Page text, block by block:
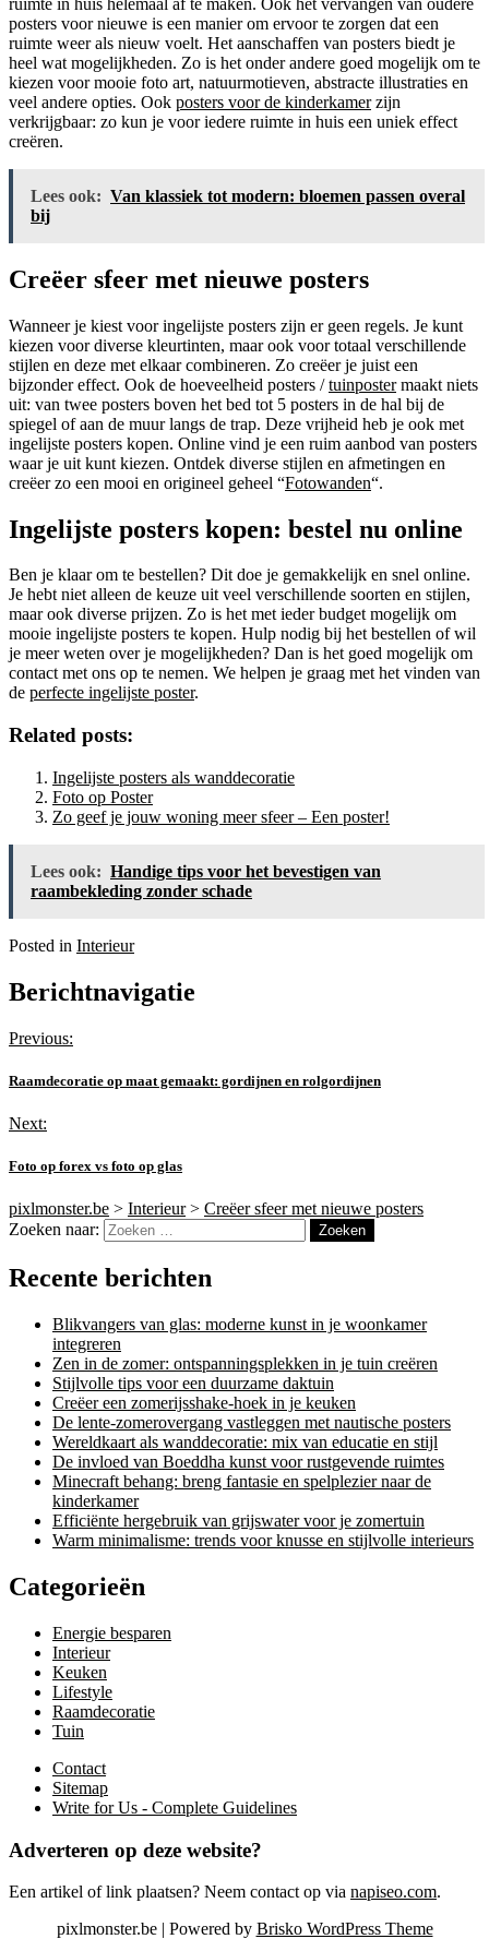
posters voor nieuwe is een manier om ervoor te zorgen dat een
ruimte weer als nieuw voelt. Het aanschaffen van posters biedt je
heel wat mogelijkheden. Zo is het onder andere goed mogelijk om te
kiezen voor mooie foto art, natuurmotieven, abstracte illustraties en
veel andere opties. Ook posters voor de kinderkamerzijn
verkrijgbaar: zo kun je voor iedere ruimte in huis een uniek effect
creëren.
Lees ook: Van klassiek tot modern: bloemen passen overal
bij
Creëer sfeer met nieuwe posters
Wanneer je kiest voor ingelijste posters zijn er geen regels. Je kunt
kiezen voor diverse kleurtinten, maar ook voor totaal verschillende
stijlen en deze met elkaar combineren. Zo creëer je juist een
bijzonder effect. Ook de hoeveelheid posters /tuinpostermaakt niets
uit: van twee posters boven het bed tot 5 posters in de hal bij de
spiegel of aan de muur langs de trap. Deze vrijheid heb je ook met
ingelijste posters kopen. Online vind je een ruim aanbod van posters
waar je uit kunt kiezen. Ontdek diverse stijlen en afmetingen en
creëer zo een mooi en origineel geheel “Fotowanden“.
Ingelijste posters kopen: bestel nu online
Ben je klaar om te bestellen? Dit doe je gemakkelijk en snel online.
Je hebt niet alleen de keuze uit veel verschillende soorten en stijlen,
maar ook diverse prijzen. Zo is het met ieder budget mogelijk om
mooie ingelijste posters te kopen. Hulp nodig bij het bestellen of wil
je meer weten over je mogelijkheden? Dan is het goed mogelijk om
contact met ons op te nemen. We helpen je graag met het vinden van
de perfecte ingelijste poster.
Related posts:
Ingelijste posters als wanddecoratie
Foto op Poster
Zo geef je jouw woning meer sfeer – Een poster!
Lees ook: Handige tips voor het bevestigen van
raambekleding zonder schade
Posted in Interieur
Berichtnavigatie
Previous:
Raamdecoratie op maat gemaakt: gordijnen en rolgordijnen
Next:
Foto op forex vs foto op glas
pixlmonster.be > Interieur> Creëer sfeer met nieuwe posters
Zoeken naar:
Recente berichten
Blikvangers van glas: moderne kunst in je woonkamer
integreren
Zen in de zomer: ontspanningsplekken in je tuin creëren
Stijlvolle tips voor een duurzame daktuin
Creëer een zomerijsshake-hoek in je keuken
De lente-zomerovergang vastleggen met nautische posters
Wereldkaart als wanddecoratie: mix van educatie en stijl
De invloed van Boeddha kunst voor rustgevende ruimtes
Minecraft behang: breng fantasie en spelplezier naar de
kinderkamer
Efficiënte hergebruik van grijswater voor je zomertuin
Warm minimalisme: trends voor knusse en stijlvolle interieurs
Categorieën
Energie besparen
Interieur
Keuken
Lifestyle
Raamdecoratie
Tuin
Contact
Sitemap
Write for Us - Complete Guidelines
Adverteren op deze website?
Een artikel of link plaatsen? Neem contact op via napiseo.com.
pixlmonster.be | Powered by Brisko WordPress Theme